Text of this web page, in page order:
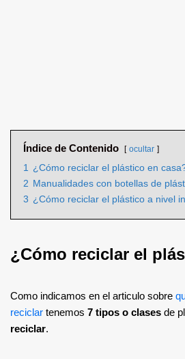
Índice de Contenido ocultar
1 ¿Cómo reciclar el plástico en
2 Manualidades con botellas de
3 ¿Cómo reciclar el plástico a nivel
¿Cómo reciclar el
Como indicamos en el articulo sobre
reciclar tenemos 7 tipos o clases de
reciclar.